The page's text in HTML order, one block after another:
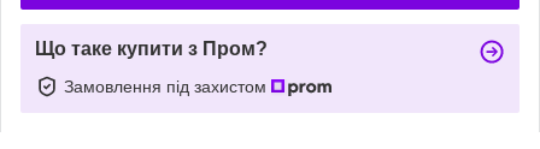
Що таке купити з Пром?
Замовлення під захистом